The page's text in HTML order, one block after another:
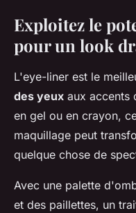
Exploitez le
pour un look
L'eye-liner est le
des yeux aux accents
en gel ou en crayon,
maquillage peut
quelque chose de
Avec une palette
et des paillettes, un